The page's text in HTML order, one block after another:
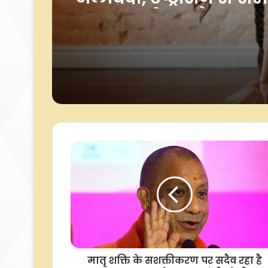
पेट और हिप की चर्बी को
अलविदा, उष्ट्रासन से
ज्यादा लचीला और
हजार रुपए घोषित था
मातृ शक्ति के सशक्तीकरण पर सदैव रहा है